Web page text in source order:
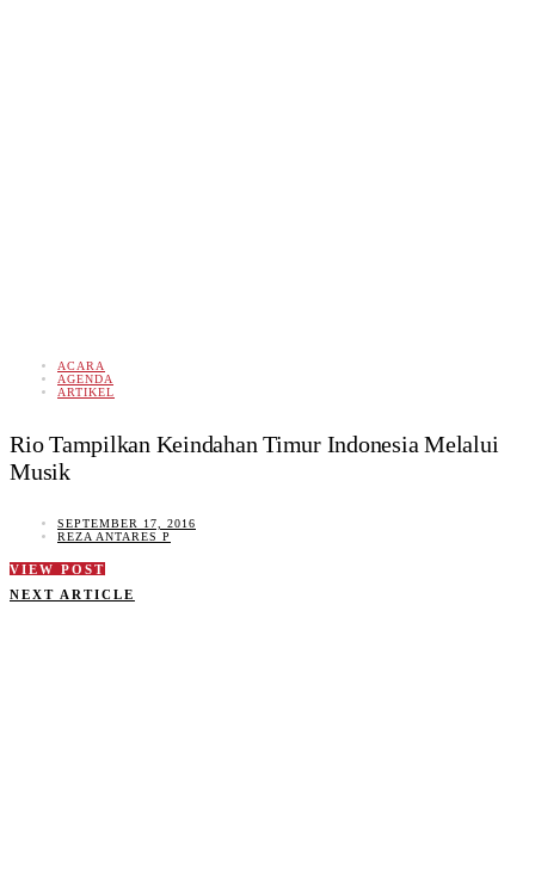
ACARA
AGENDA
ARTIKEL
Rio Tampilkan Keindahan Timur Indonesia Melalui
Musik
SEPTEMBER 17, 2016
REZA ANTARES P
VIEW POST
NEXT ARTICLE